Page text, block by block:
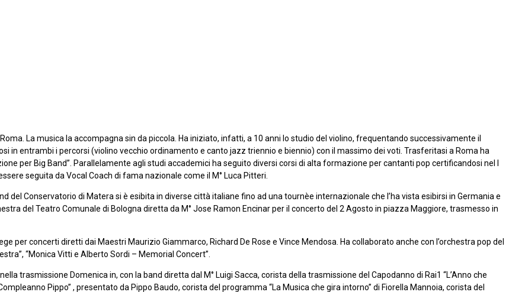
La musica la accompagna sin da piccola. Ha iniziato, infatti, a 10 anni lo studio del violino, frequentando successivamente il
in entrambi i percorsi (violino vecchio ordinamento e canto jazz triennio e biennio) con il massimo dei voti. Trasferitasi a Roma ha
per Big Band”. Parallelamente agli studi accademici ha seguito diversi corsi di alta formazione per cantanti pop certificandosi nel I
seguita da Vocal Coach di fama nazionale come il M° Luca Pitteri.
del Conservatorio di Matera si è esibita in diverse città italiane fino ad una tournèe internazionale che l’ha vista esibirsi in Germania e
del Teatro Comunale di Bologna diretta da M° Jose Ramon Encinar per il concerto del 2 Agosto in piazza Maggiore, trasmesso in
per concerti diretti dai Maestri Maurizio Giammarco, Richard De Rose e Vince Mendosa. Ha collaborato anche con l’orchestra pop del
“Monica Vitti e Alberto Sordi – Memorial Concert”.
trasmissione Domenica in, con la band diretta dal M° Luigi Sacca, corista della trasmissione del Capodanno di Rai1 “L’Anno che
Pippo” , presentato da Pippo Baudo, corista del programma “La Musica che gira intorno” di Fiorella Mannoia, corista del